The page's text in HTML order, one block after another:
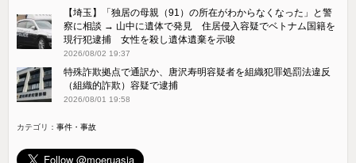
【埼玉】「独居の母親（91）の所在がわからなくなった」と警
察に相談 → 山中に遺体で発見 住居侵入容疑でベトナム国籍を
現行犯逮捕 女性を殺し遺体遺棄を示唆
2026/08/02 19:37
特殊詐欺拠点で通訳か、唐沢寿明容疑者を組織犯罪処罰法違反
（組織的詐欺）容疑で逮捕
2026/08/01 19:58
カテゴリ：事件・事故